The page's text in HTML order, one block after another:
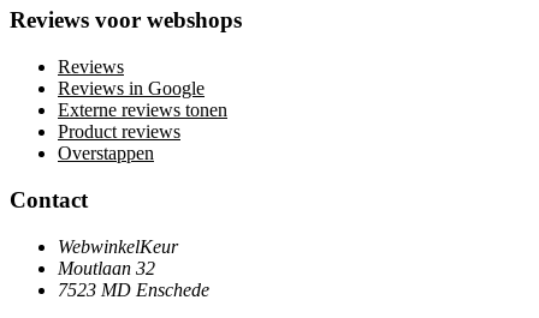
Reviews voor webshops
Reviews
Reviews in Google
Externe reviews tonen
Product reviews
Overstappen
Contact
WebwinkelKeur
Moutlaan 32
7523 MD Enschede